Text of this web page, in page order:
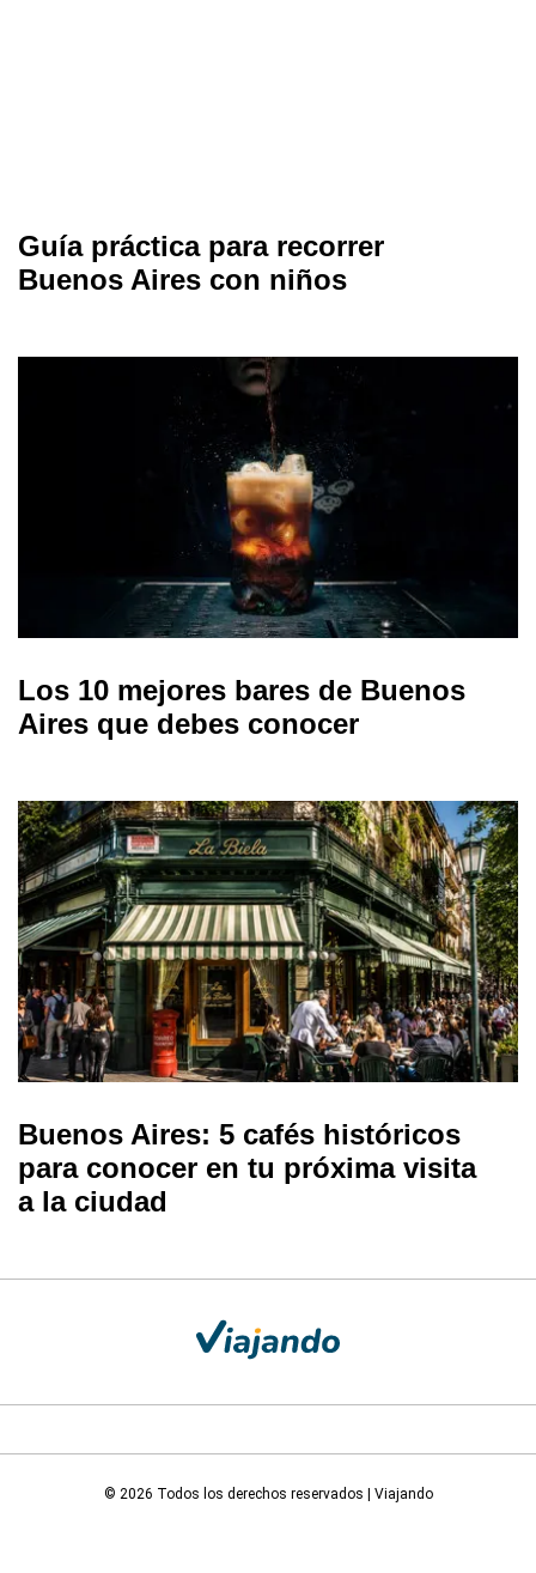
Guía práctica para recorrer
Buenos Aires con niños
Los 10 mejores bares de Buenos
Aires que debes conocer
Buenos Aires: 5 cafés históricos
para conocer en tu próxima visita
a la ciudad
© 2026 Todos los derechos reservados | Viajando